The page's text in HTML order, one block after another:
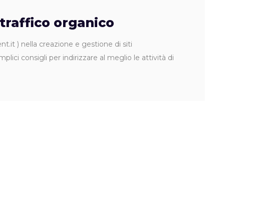
traffico organico
) nella creazione e gestione di siti
consigli per indirizzare al meglio le attività di